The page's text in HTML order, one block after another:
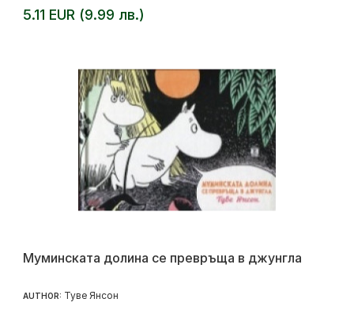
5.11 EUR (9.99 лв.)
Муминската долина се превръща в джунгла
AUTHOR: Туве Янсон